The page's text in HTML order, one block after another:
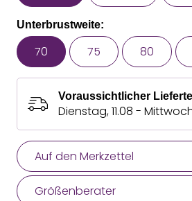
Unterbrustweite:
70 75 80
Voraussichtlicher
Dienstag, 11.08 -
Auf den Merkzettel
Größenberater